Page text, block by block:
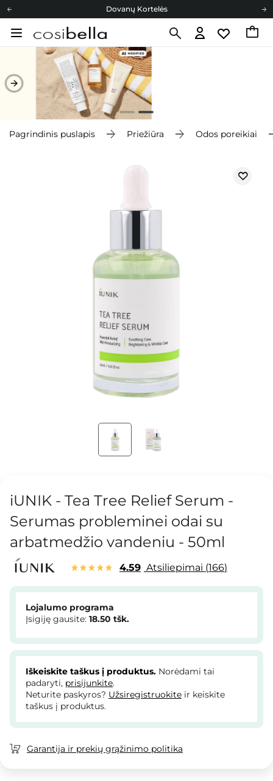
Dovanų Kortelės
Cosibella lojalumo programa
Dovanų Kortelės
Pagrindinis puslapis Priežiūra Odos poreikiai
iUNIK - Tea Tree Relief Serum -
Serumas probleminei odai su
arbatmedžio vandeniu - 50ml
4.59 Atsiliepimai 166
Lojalumo programa
Įsigiję gausite: 18.50 tšk.
Iškeiskite taškus į produktus. Norėdami tai
padaryti, prisijunkite.
Neturite paskyros? Užsiregistruokite ir keiskite
taškus į produktus.
Garantija ir prekių grąžinimo politika